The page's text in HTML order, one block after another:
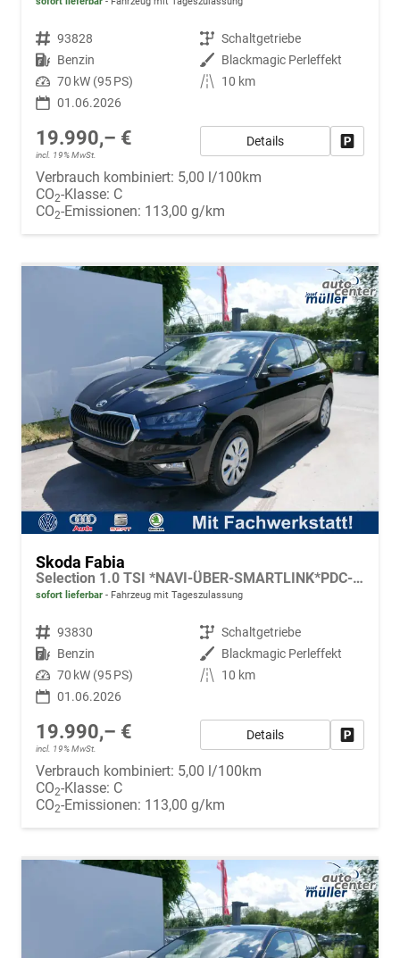
Fahrzeugnr. 93828 Getriebe Schaltgetriebe
Kraftstoff Benzin Außenfarbe Blackmagic Perleffekt
Leistung 70 kW (95 PS) Kilometerstand
10 km
01.06.2026
19.990,– €
incl. 19% MwSt.
Details
Verbrauch kombiniert: 5,00 l/100km
CO2-Klasse: C
CO2-Emissionen: 113,00 g/km
Skoda Fabia
Selection 1.0 TSI *NAVI-ÜBER-SMARTLINK*PDC-HI*LED*SHZ*KLIMA*RADIO
sofort lieferbar Fahrzeug mit Tageszulassung
Fahrzeugnr. 93830 Getriebe Schaltgetriebe
Kraftstoff Benzin Außenfarbe Blackmagic Perleffekt
Leistung 70 kW (95 PS) Kilometerstand
10 km
01.06.2026
19.990,– €
incl. 19% MwSt.
Details
Verbrauch kombiniert: 5,00 l/100km
CO2-Klasse: C
CO2-Emissionen: 113,00 g/km